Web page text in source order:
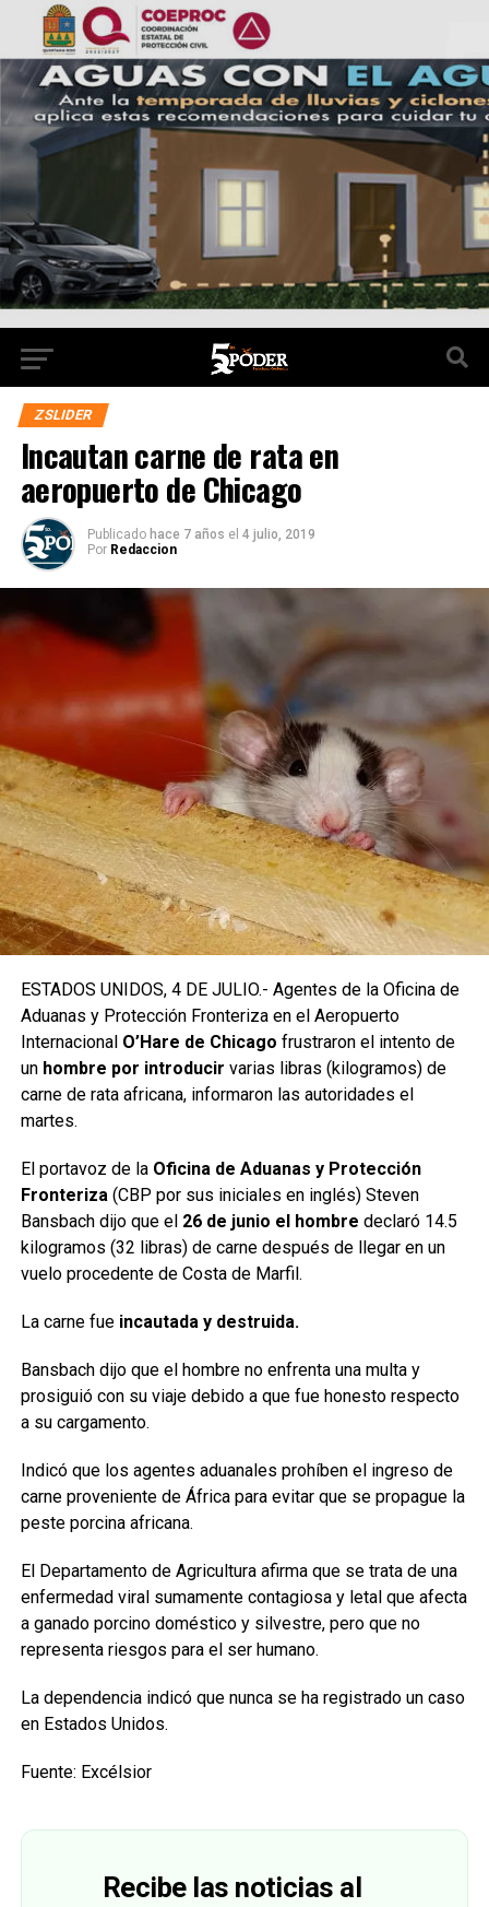
ZSLIDER
Incautan carne de rata en
aeropuerto de Chicago
Publicado hace 7 años el 4 julio, 2019
Por Redaccion
ESTADOS UNIDOS, 4 DE JULIO.- Agentes de la Oficina de
Aduanas y Protección Fronteriza en el Aeropuerto
Internacional O’Hare de Chicago frustraron el intento de
un hombre por introducir varias libras (kilogramos) de
carne de rata africana, informaron las autoridades el
martes.
El portavoz de la Oficina de Aduanas y Protección
Fronteriza(CBP por sus iniciales en inglés) Steven
Bansbach dijo que el 26 de junio el hombre declaró 14.5
kilogramos (32 libras) de carne después de llegar en un
vuelo procedente de Costa de Marfil.
La carne fue incautada y destruida.
Bansbach dijo que el hombre no enfrenta una multa y
prosiguió con su viaje debido a que fue honesto respecto
a su cargamento.
Indicó que los agentes aduanales prohíben el ingreso de
carne proveniente de África para evitar que se propague la
peste porcina africana.
El Departamento de Agricultura afirma que se trata de una
enfermedad viral sumamente contagiosa y letal que afecta
a ganado porcino doméstico y silvestre, pero que no
representa riesgos para el ser humano.
La dependencia indicó que nunca se ha registrado un caso
en Estados Unidos.
Fuente: Excélsior
Recibe las noticias al